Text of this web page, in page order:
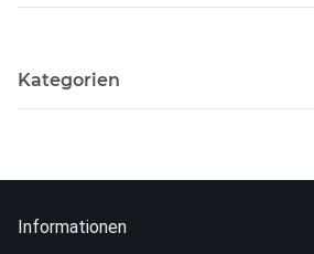
Kategorien
Informationen